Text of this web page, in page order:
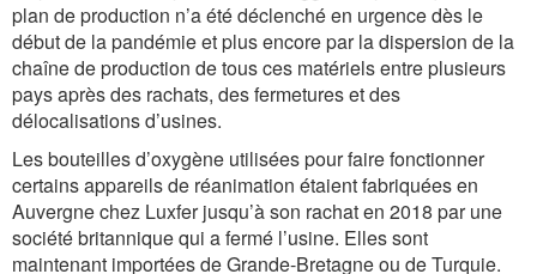
plan de production n’a été déclenché en urgence dès le
début de la pandémie et plus encore par la dispersion de la
chaîne de production de tous ces matériels entre plusieurs
pays après des rachats, des fermetures et des
délocalisations d’usines.
Les bouteilles d’oxygène utilisées pour faire fonctionner
certains appareils de réanimation étaient fabriquées en
Auvergne chez Luxfer jusqu’à son rachat en 2018 par une
société britannique qui a fermé l’usine. Elles sont
maintenant importées de Grande-Bretagne ou de Turquie.